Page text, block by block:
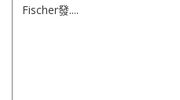
Fischer發....